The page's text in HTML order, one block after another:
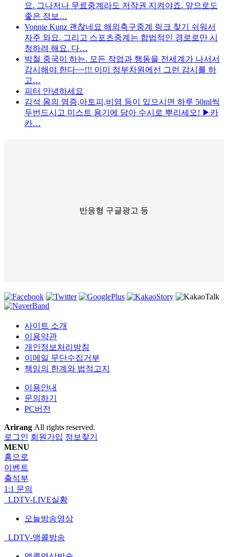
요. 그나저나 무료중계라도 저작권 지켜야죠. 앞으로도
좋은 정보…
Vonnie Kunz 괜찮네요 해외축구중계 링크 찾기 쉬워서
자주 와요. 그리고 스포츠중계는 합법적인 경로로만 시
청하려 해요. 다…
박철 중국이 하는. 모든 작업과 행동을 전세계가 나서서
감시해야 한다~~!!! 이미 정부차원에선 그런 감시를 하
고…
피터 안녕하세요
김석 몸의 염증,아토피,비염 등이 있으시면 하루 50ml씩
두번드시고 미스트 용기에 담아 수시로 뿌리세오! ▶카
카…
반응형 구글광고 등
사이트 소개
이용약관
개인정보처리방침
이메일 무단수집거부
책임의 한계와 법적고지
이용안내
문의하기
PC버전
Arirang All rights reserved.
로그인 회원가입 정보찾기
MENU
홈으로
이벤트
출석부
1:1 문의
LDTV-LIVE실황
오늘방송영상
LDTV-앵콜방송